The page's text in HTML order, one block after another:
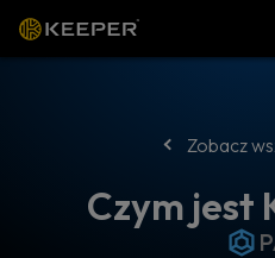
Zobacz
Czym jest